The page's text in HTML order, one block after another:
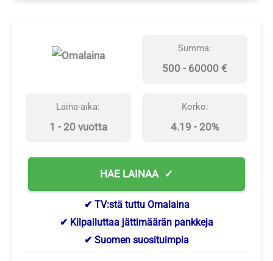
Summa:
500 - 60000 €
Laina-aika:
1 - 20 vuotta
Korko:
4.19 - 20%
HAE LAINAA
✔ TV:stä tuttu Omalaina
✔ Kilpailuttaa jättimäärän pankkeja
✔ Suomen suosituimpia